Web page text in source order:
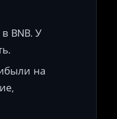
BNB. У
на